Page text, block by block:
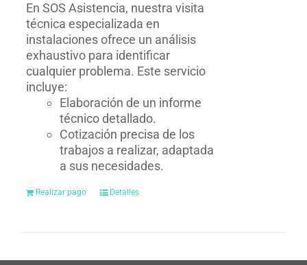
En SOS Asistencia, nuestra visita
técnica especializada en
instalaciones ofrece un análisis
exhaustivo para identificar
cualquier problema. Este servicio
incluye:
Elaboración de un informe
técnico detallado.
Cotización precisa de los
trabajos a realizar, adaptada
a sus necesidades.
Realizar pago Detalles